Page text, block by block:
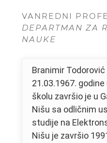
VANREDNI
DEPARTMAN ZA
NAUKE
Branimir
21.03.1967.
školu završio je u
Nišu sa odličnim
studije na
Nišu je završio